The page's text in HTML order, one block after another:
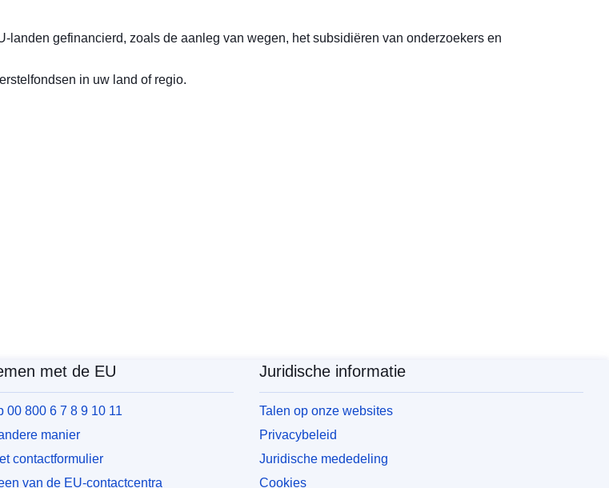
landen gefinancierd, zoals de aanleg van wegen, het subsidiëren van onderzoekers en
in uw land of regio.
met de EU
00 800 6 7 8 9 10 11
manier
contactformulier
van de EU-contactcentra
Juridische informatie
Talen op onze websites
Privacybeleid
Juridische mededeling
Cookies